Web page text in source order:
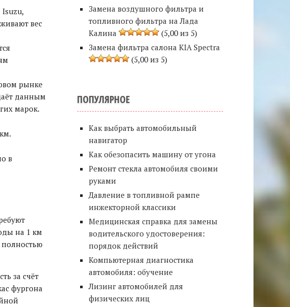
Isuzu,
вес
рынке
данным
марок.
в
на 1 км
за счёт
фургона
Замена воздушного фильтра и
топливного фильтра на Лада
Калина
(5,00 из 5)
Замена фильтра салона KIA Spectra
(5,00 из 5)
ПОПУЛЯРНОЕ
Как выбрать автомобильный
навигатор
Как обезопасить машину от угона
Ремонт стекла автомобиля своими
руками
Давление в топливной рампе
инжекторной классики
Медицинская справка для замены
водительского удостоверения:
порядок действий
Компьютерная диагностика
автомобиля: обучение
Лизинг автомобилей для
физических лиц